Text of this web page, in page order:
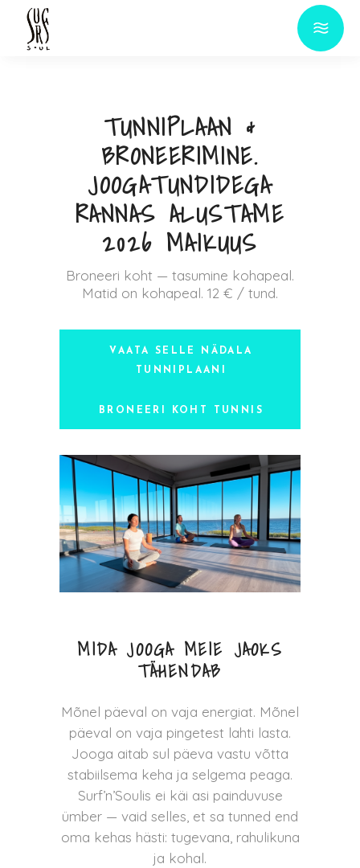
TUNNIPLAAN &
BRONEERIMINE.
JOOGATUNDIDEGA
RANNAS ALUSTAME
2026 MAIKUUS
Broneeri koht — tasumine kohapeal.
Matid on kohapeal. 12 € / tund.
VAATA SELLE NÄDALA
TUNNIPLAANI
BRONEERI KOHT TUNNIS
MIDA JOOGA MEIE JAOKS
TÄHENDAB
Mõnel päeval on vaja energiat. Mõnel
päeval on vaja pingetest lahti lasta.
Jooga aitab sul päeva vastu võtta
stabiilsema keha ja selgema peaga.
Surf’n’Soulis ei käi asi painduvuse
ümber — vaid selles, et sa tunned end
oma kehas hästi: tugevana, rahulikuna
ja kohal.